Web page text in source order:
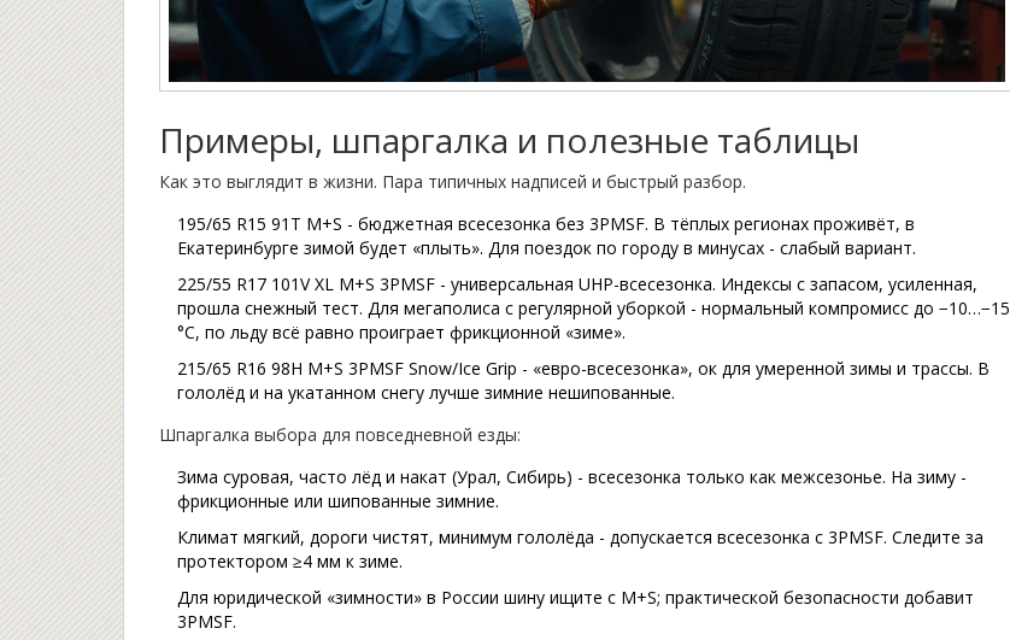
Примеры, шпаргалка и полезные таблицы
Как это выглядит в жизни. Пара типичных надписей и быстрый разбор.
195/65 R15 91T M+S - бюджетная всесезонка без 3PMSF. В тёплых регионах проживёт, в
Екатеринбурге зимой будет «плыть». Для поездок по городу в минусах - слабый вариант.
225/55 R17 101V XL M+S 3PMSF - универсальная UHP-всесезонка. Индексы с запасом, усиленная,
прошла снежный тест. Для мегаполиса с регулярной уборкой - нормальный компромисс до −10…−15
°C, по льду всё равно проиграет фрикционной «зиме».
215/65 R16 98H M+S 3PMSF Snow/Ice Grip - «евро-всесезонка», ок для умеренной зимы и трассы. В
гололёд и на укатанном снегу лучше зимние нешипованные.
Шпаргалка выбора для повседневной езды:
Зима суровая, часто лёд и накат (Урал, Сибирь) - всесезонка только как межсезонье. На зиму -
фрикционные или шипованные зимние.
Климат мягкий, дороги чистят, минимум гололёда - допускается всесезонка с 3PMSF. Следите за
протектором ≥4 мм к зиме.
Для юридической «зимности» в России шину ищите с M+S; практической безопасности добавит
3PMSF.